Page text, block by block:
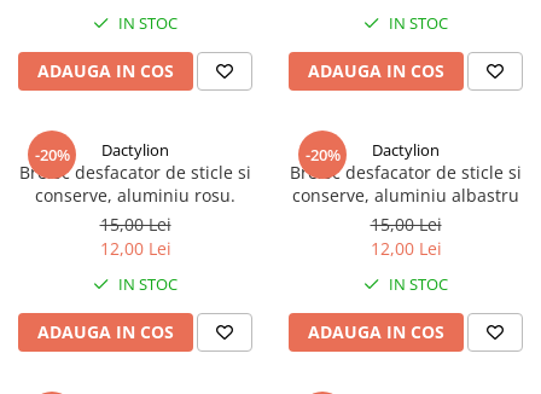
IN STOC
ADAUGA IN COS
IN STOC
ADAUGA IN COS
-20% Dactylion
Breloc desfacator de sticle si
conserve, aluminiu rosu.
15,00 Lei
12,00 Lei
IN STOC
ADAUGA IN COS
-20% Dactylion
Breloc desfacator de sticle si
conserve, aluminiu albastru
15,00 Lei
12,00 Lei
IN STOC
ADAUGA IN COS